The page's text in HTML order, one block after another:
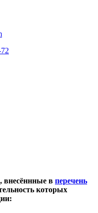
внесённные в перечень
которых